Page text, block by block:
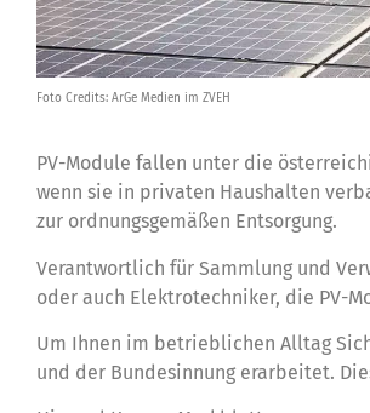
Foto Credits: ArGe Medien im ZVEH
PV-Module fallen unter die
wenn sie in privaten Haushalten
zur ordnungsgemäßen Entsorgung.
Verantwortlich für Sammlung und
oder auch Elektrotechniker, die PV-
Um Ihnen im betrieblichen Alltag
und der Bundesinnung erarbeitet.